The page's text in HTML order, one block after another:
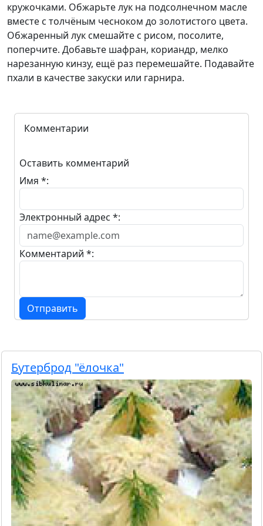
кружочками. Обжарьте лук на подсолнечном масле
вместе с толчёным чесноком до золотистого цвета.
Обжаренный лук смешайте с рисом, посолите,
поперчите. Добавьте шафран, кориандр, мелко
нарезанную кинзу, ещё раз перемешайте. Подавайте
пхали в качестве закуски или гарнира.
Комментарии
Оставить комментарий
Имя *:
Электронный адрес *:
Комментарий *:
Отправить
Бутерброд "ёлочка"